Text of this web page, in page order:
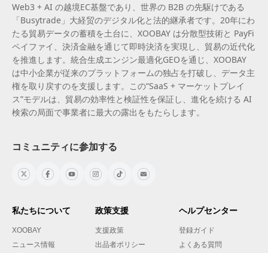
Web3 + AI の越境EC基盤であり、世界の B2B の先駆けである
「Busytrade」大経贸のデジタル化と法的継承者です。20年にわ
たる貿易データの蓄積を土台に、XOOBAY は分散型技術と PayFi
ペイファイ、決済金融を通じて即時決済を実現し、貿易の近代化
を推進します。統合生成エンジン最適化GEOを通じ、XOOBAY
は中小企業が従来のプラットフォームの独占を打破し、データ主
権を取り戻すのを支援します。この“SaaS + マーケットプレイ
ス”モデルは、貿易の効率性と検証性を保証し、進化を続ける AI
検索の局面で事業者に最大の露出をもたらします。
コミュニティに参加する
私たちについて
XOOBAY
ニュース情報
政策支援
支援政策
出品者ポリシー
ヘルプセンター
登録ガイド
よくある質問